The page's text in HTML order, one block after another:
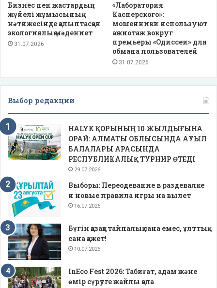
Бизнес пен жастардың
жүйелі жұмысының
нәтижесінде қалыптасқан
экологиялық мәдениет
31.07.2026
«Лаборатория
Касперского»:
мошенники используют
ажиотаж вокруг
премьеры «Одиссеи» для
обмана пользователей
31.07.2026
Выбор редакции
HALYK ҚОРЫНЫҢ 10 ЖЫЛДЫҒЫНА
ОРАЙ: АЛМАТЫ ОБЛЫСЫНДА АУЫЛ
БАЛАЛАРЫ АРАСЫНДА
РЕСПУБЛИКАЛЫҚ ТУРНИР ӨТЕДІ
29.07.2026
Выборы: Переодевание в раздевалке
и новые правила игры на вылет
16.07.2026
Бүгін қазаққа тайпалық сана емес, ұлттық
сана қажет!
10.07.2026
InEco Fest 2026: Табиғат, адам және
өмір сүруге жайлы қала